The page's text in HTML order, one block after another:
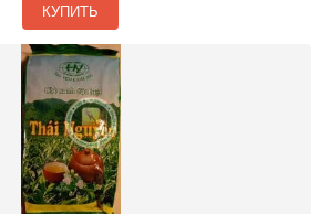
КУПИТЬ